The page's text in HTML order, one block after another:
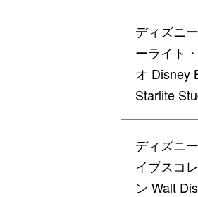
ディズニ
ーライト
オ Disney
Starlite
ディズニ
イブスコ
ン Walt